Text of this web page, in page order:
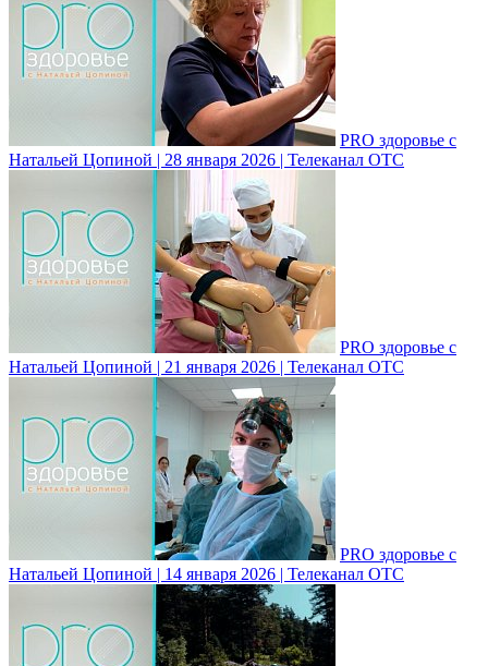
PRO здоровье с
Натальей Цопиной | 28 января 2026 | Телеканал ОТС
PRO здоровье с
Натальей Цопиной | 21 января 2026 | Телеканал ОТС
PRO здоровье с
Натальей Цопиной | 14 января 2026 | Телеканал ОТС